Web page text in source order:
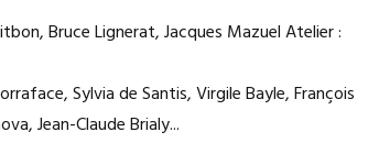
Bruce Lignerat, Jacques Mazuel Atelier :
Sylvia de Santis, Virgile Bayle, François
Jean-Claude Brialy...